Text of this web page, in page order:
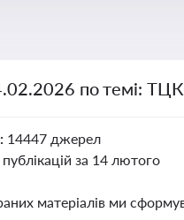
по темі:
14447 джерел
за 14 лютого
матеріалів ми